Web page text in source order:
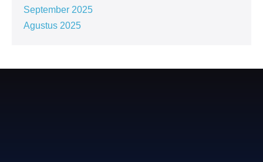
September 2025
Agustus 2025